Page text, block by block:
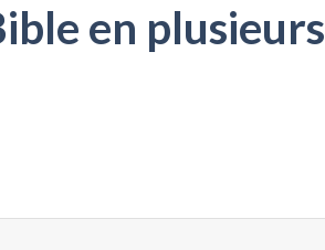
en plusieurs